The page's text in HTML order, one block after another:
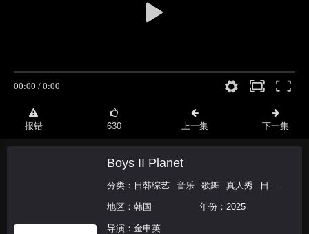
报错 630 上一集 下一集
Boys II Planet
分类： 日韩综艺 音乐 歌舞 真人秀 日韩综艺
地区： 韩国 年份： 2025
导演： 金申英